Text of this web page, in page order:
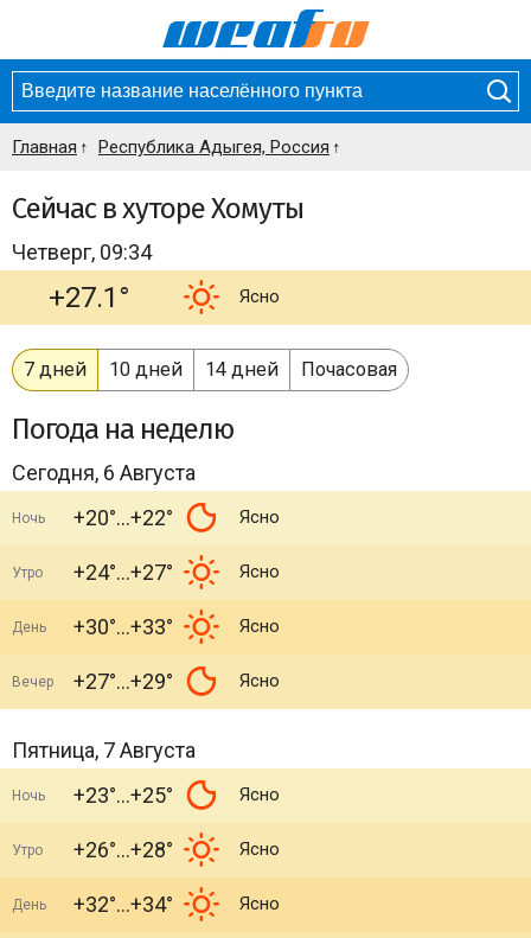
Главная Республика Адыгея, Россия
Сейчас в хуторе Хомуты
Четверг, 09:34
+27.1° Ясно
7 дней 10 дней 14 дней Почасовая
Погода на неделю
Сегодня, 6 Августа
Ночь +20° +22° Ясно
Утро +24° +27° Ясно
День +30° +33° Ясно
Вечер +27° +29° Ясно
Пятница, 7 Августа
Ночь +23° +25° Ясно
Утро +26° +28° Ясно
День +32° +34° Ясно